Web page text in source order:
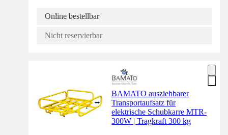
Online bestellbar
Nicht reservierbar
BAMATO ausziehbarer
Transportaufsatz für
elektrische Schubkarre MTR-
300W | Tragkraft 300 kg